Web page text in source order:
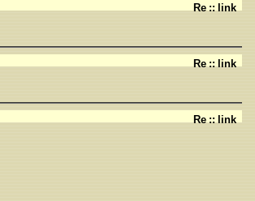
Re :: link
Re :: link
Re :: link